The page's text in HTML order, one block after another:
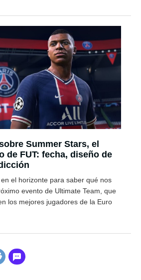
Summer Stars, el
de FUT: fecha, diseño de
el horizonte para saber qué nos
evento de Ultimate Team, que
los mejores jugadores de la Euro